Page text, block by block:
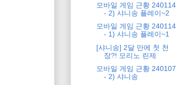
모바일 게임 근황 240114
- 2) 샤니송 플레이~2
모바일 게임 근황 240114
- 1) 샤니송 플레이~1
[샤니송] 2달 만에 첫 천
장?! 모리노 린제
모바일 게임 근황 240107
- 2) 샤니송